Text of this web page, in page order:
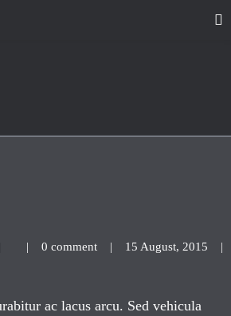
| 0 comment | 15 August, 2015 |
ac lacus arcu. Sed vehicula